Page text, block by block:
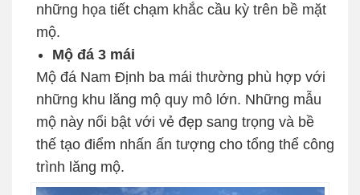
những họa tiết chạm khắc cầu kỳ trên bề mặt
mộ.
Mộ đá 3 mái
Mộ đá Nam Định ba mái thường phù hợp với
những khu lăng mộ quy mô lớn. Những mẫu
mộ này nổi bật với vẻ đẹp sang trọng và bề
thế tạo điểm nhấn ấn tượng cho tổng thể công
trình lăng mộ.